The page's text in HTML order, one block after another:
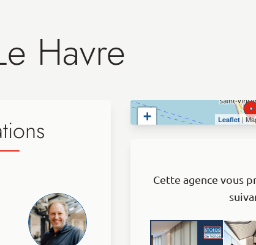
Havre
+
Leaflet|
Cette agence vous